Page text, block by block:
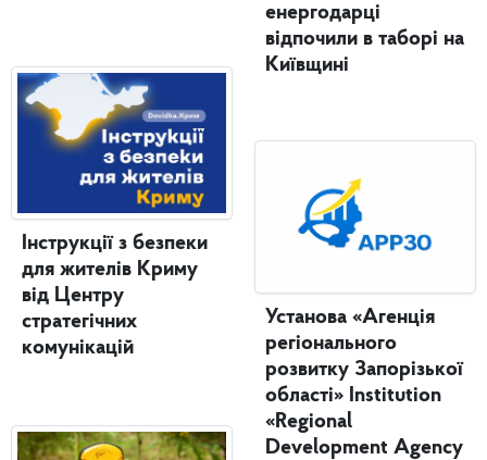
Інструкції з безпеки
для жителів Криму
від Центру
стратегічних
комунікацій
енергодарці
відпочили в таборі на
Київщині
Установа «Агенція
регіонального
розвитку Запорізької
області» Institution
«Regional
Development Agency